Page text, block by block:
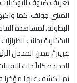
تعريف ضيوف
الميني جولف، كما
البطولة، لمشاهدة
التذكارية بجانب
الجديدة كلياً ذات
تم الكشف عنها مؤخرا